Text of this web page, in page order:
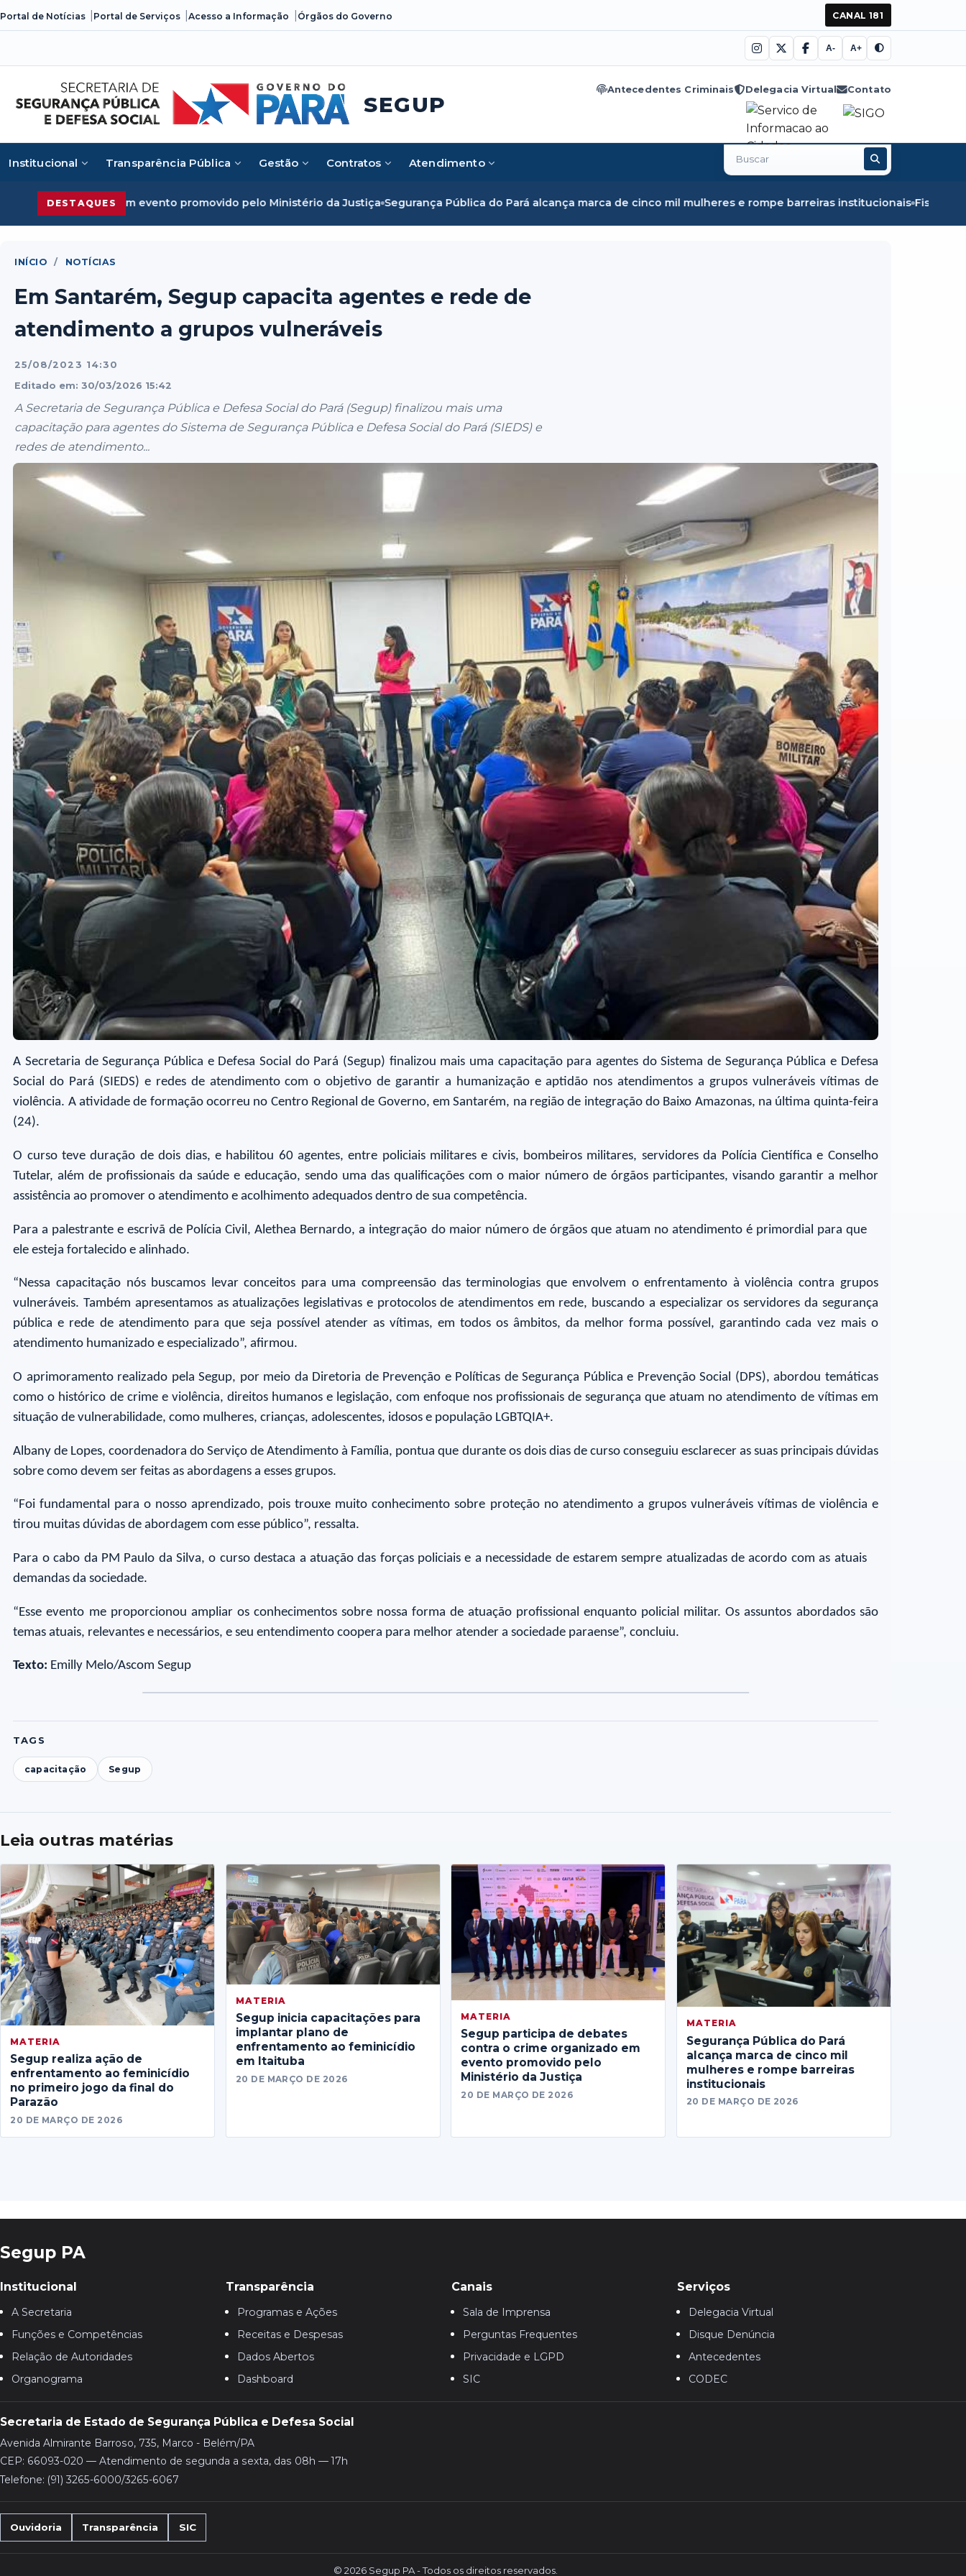
Portal de Notícias Portal de Serviços Acesso a Informação Órgãos do Governo CANAL 181
A- A+
SEGUP
Antecedentes Criminais Delegacia Virtual Contato
Institucional Transparência Pública Gestão Contratos Atendimento
Buscar
no
DESTAQUES
em evento promovido pelo Ministério da Justiça Segurança Pública do Pará alcança marca de cinco mil mulheres e rompe barreiras institucionais Fiscalização em Óbidos
INÍCIO / NOTÍCIAS
Em Santarém, Segup capacita agentes e rede de
atendimento a grupos vulneráveis
25/08/2023 14:30
Editado em: 30/03/2026 15:42
A Secretaria de Segurança Pública e Defesa Social do Pará (Segup) finalizou mais uma
capacitação para agentes do Sistema de Segurança Pública e Defesa Social do Pará (SIEDS) e
redes de atendimento...
A Secretaria de Segurança Pública e Defesa Social do Pará (Segup) finalizou mais uma capacitação para agentes do Sistema de Segurança Pública e Defesa
Social do Pará (SIEDS) e redes de atendimento com o objetivo de garantir a humanização e aptidão nos atendimentos a grupos vulneráveis vítimas de
violência. A atividade de formação ocorreu no Centro Regional de Governo, em Santarém, na região de integração do Baixo Amazonas, na última quinta-feira
(24).
O curso teve duração de dois dias, e habilitou 60 agentes, entre policiais militares e civis, bombeiros militares, servidores da Polícia Científica e Conselho
Tutelar, além de profissionais da saúde e educação, sendo uma das qualificações com o maior número de órgãos participantes, visando garantir a melhor
assistência ao promover o atendimento e acolhimento adequados dentro de sua competência.
Para a palestrante e escrivã de Polícia Civil, Alethea Bernardo, a integração do maior número de órgãos que atuam no atendimento é primordial para que
ele esteja fortalecido e alinhado.
“Nessa capacitação nós buscamos levar conceitos para uma compreensão das terminologias que envolvem o enfrentamento à violência contra grupos
vulneráveis. Também apresentamos as atualizações legislativas e protocolos de atendimentos em rede, buscando a especializar os servidores da segurança
pública e rede de atendimento para que seja possível atender as vítimas, em todos os âmbitos, da melhor forma possível, garantindo cada vez mais o
atendimento humanizado e especializado”, afirmou.
O aprimoramento realizado pela Segup, por meio da Diretoria de Prevenção e Políticas de Segurança Pública e Prevenção Social (DPS), abordou temáticas
como o histórico de crime e violência, direitos humanos e legislação, com enfoque nos profissionais de segurança que atuam no atendimento de vítimas em
situação de vulnerabilidade, como mulheres, crianças, adolescentes, idosos e população LGBTQIA+.
Albany de Lopes, coordenadora do Serviço de Atendimento à Família, pontua que durante os dois dias de curso conseguiu esclarecer as suas principais dúvidas
sobre como devem ser feitas as abordagens a esses grupos.
“Foi fundamental para o nosso aprendizado, pois trouxe muito conhecimento sobre proteção no atendimento a grupos vulneráveis vítimas de violência e
tirou muitas dúvidas de abordagem com esse público”, ressalta.
Para o cabo da PM Paulo da Silva, o curso destaca a atuação das forças policiais e a necessidade de estarem sempre atualizadas de acordo com as atuais
demandas da sociedade.
“Esse evento me proporcionou ampliar os conhecimentos sobre nossa forma de atuação profissional enquanto policial militar. Os assuntos abordados são
temas atuais, relevantes e necessários, e seu entendimento coopera para melhor atender a sociedade paraense”, concluiu.
Texto: Emilly Melo/Ascom Segup
TAGS
capacitação Segup
Leia outras matérias
MATERIA
Segup realiza ação de
enfrentamento ao feminicídio
no primeiro jogo da final do
Parazão
20 DE MARÇO DE 2026
MATERIA
Segup inicia capacitações para
implantar plano de
enfrentamento ao feminicídio
em Itaituba
20 DE MARÇO DE 2026
MATERIA
Segup participa de debates
contra o crime organizado em
evento promovido pelo
Ministério da Justiça
20 DE MARÇO DE 2026
MATERIA
Segurança Pública do Pará
alcança marca de cinco mil
mulheres e rompe barreiras
institucionais
20 DE MARÇO DE 2026
Segup PA
Institucional
A Secretaria
Funções e Competências
Relação de Autoridades
Organograma
Transparência
Programas e Ações
Receitas e Despesas
Dados Abertos
Dashboard
Canais
Sala de Imprensa
Perguntas Frequentes
Privacidade e LGPD
SIC
Serviços
Delegacia Virtual
Disque Denúncia
Antecedentes
CODEC
Secretaria de Estado de Segurança Pública e Defesa Social
Avenida Almirante Barroso, 735, Marco - Belém/PA
CEP: 66093-020 — Atendimento de segunda a sexta, das 08h — 17h
Telefone: (91) 3265-6000/3265-6067
Ouvidoria Transparência SIC
© 2026 Segup PA - Todos os direitos reservados.